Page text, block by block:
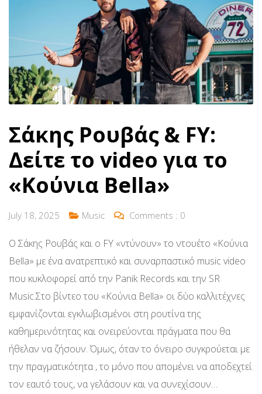
Σάκης Ρουβάς & FY:
Δείτε το video για το
«Κούνια Bella»
July 18, 2025 Music Comments : 0
Ο Σάκης Ρουβάς και ο FY «ντύνουν» το ντουέτο «Κούνια
Bella» με ένα ανατρεπτικό και συναρπαστικό music video
που κυκλοφορεί από την Panik Records και την SR
Music.Στο βίντεο του «Κούνια Bella» οι δύο καλλιτέχνες
εμφανίζονται εγκλωβισμένοι στη ρουτίνα της
καθημερινότητας και ονειρεύονται πράγματα που θα
ήθελαν να ζήσουν. Όμως, όταν το όνειρο συγκρούεται με
την πραγματικότητα , το μόνο που απομένει να αποδεχτεί
τον εαυτό τους, να γελάσουν και να συνεχίσουν…